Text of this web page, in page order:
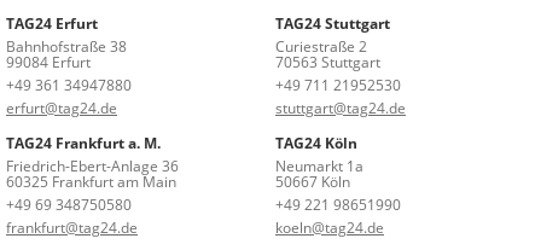
TAG24 Erfurt
Bahnhofstraße 38
99084 Erfurt
+49 361 34947880
erfurt@tag24.de
TAG24 Stuttgart
Curiestraße 2
70563 Stuttgart
+49 711 21952530
stuttgart@tag24.de
TAG24 Frankfurt a. M.
Friedrich-Ebert-Anlage 36
60325 Frankfurt am Main
+49 69 348750580
frankfurt@tag24.de
TAG24 Köln
Neumarkt 1a
50667 Köln
+49 221 98651990
koeln@tag24.de